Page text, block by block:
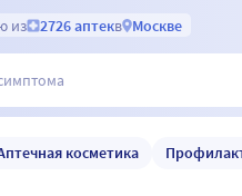
из 2726 аптекв Москве
косметика